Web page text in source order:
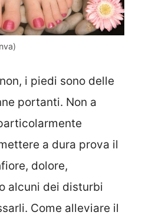
i piedi sono delle
portanti. Non a
a dura prova il
dolore,
alcuni dei disturbi
Come alleviare il